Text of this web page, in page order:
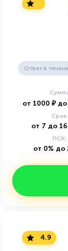
Ответ в
от 1000 ₽ до
Срок
от 7 до 16
ПСК:
от 0% до
4.9